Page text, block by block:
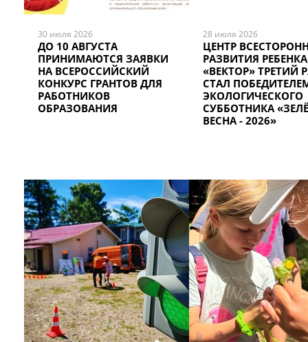
30 июля 2026
ДО 10 АВГУСТА
ПРИНИМАЮТСЯ ЗАЯВКИ
НА ВСЕРОССИЙСКИЙ
КОНКУРС ГРАНТОВ ДЛЯ
РАБОТНИКОВ
ОБРАЗОВАНИЯ
28 июля 2026
ЦЕНТР
РАЗВИТИЯ РЕБЕНКА
«ВЕКТОР» ТРЕТИЙ
СТАЛ
ЭКОЛОГИЧЕСКОГО
СУББОТНИКА
ВЕСНА - 2026»